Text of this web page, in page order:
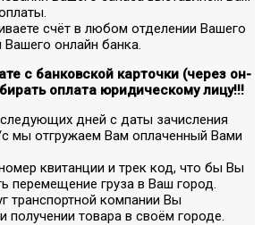
счёт в любом отделении Вашего
Вашего онлайн банка.
с банковской карточки (через он-
оплата юридическому лицу!!!
дней с даты зачисления
мы отгружаем Вам оплаченный Вами
квитанции и трек код, что бы Вы
перемещение груза в Ваш город.
транспортной компании Вы
получении товара в своём городе.